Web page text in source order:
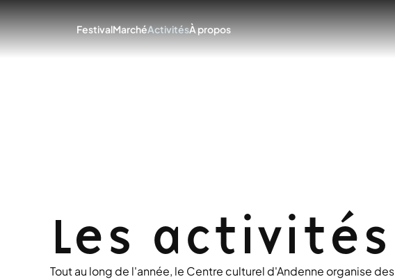
FestivalMarchéActivitésÀ propos
Les activités
Tout au long de l'année, le Centre culturel d'Andenne organise des